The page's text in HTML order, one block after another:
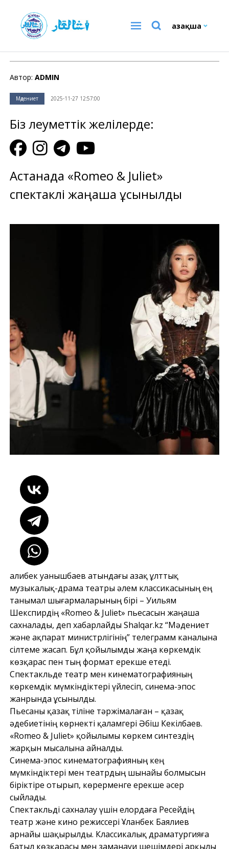
Қазақша
Автор: ADMIN
Мәдениет 2025-11-27 12:57:00
Біз әлеуметтік желілерде:
Астанада «Romeo & Juliet»
спектаклі жаңаша ұсынылды
Қалибек Қуанышбаев атындағы Қазақ ұлттық
музыкалық-драма театры әлем классикасының ең
танымал шығармаларының бірі – Уильям
Шекспирдің «Romeo & Juliet» пьесасын жаңаша
сахналады, деп хабарлайды Shalqar.kz “Мәдениет
және ақпарат министрлігінің” телеграмм каналына
сілтеме жасап. Бұл қойылымды жаңа көркемдік
көзқарас пен тың формат ерекше етеді.
Спектакльде театр мен кинематографияның
көркемдік мүмкіндіктері үйлесіп, синема-эпос
жанрында ұсынылды.
Пьесаны қазақ тіліне тәржімалаған – қазақ
әдебиетінің көрнекті қаламгері Әбіш Кекілбаев.
«Romeo & Juliet» қойылымы көркем синтездің
жарқын мысалына айналды.
Синема-эпос кинематографияның кең
мүмкіндіктері мен театрдың шынайы болмысын
біріктіре отырып, көрерменге ерекше әсер
сыйлады.
Спектакльді сахналау үшін елордаға Ресейдің
театр және кино режиссері Ұланбек Баялиев
арнайы шақырылды. Классикалық драматургияға
батыл көзқарасы мен заманауи шешімдері арқылы